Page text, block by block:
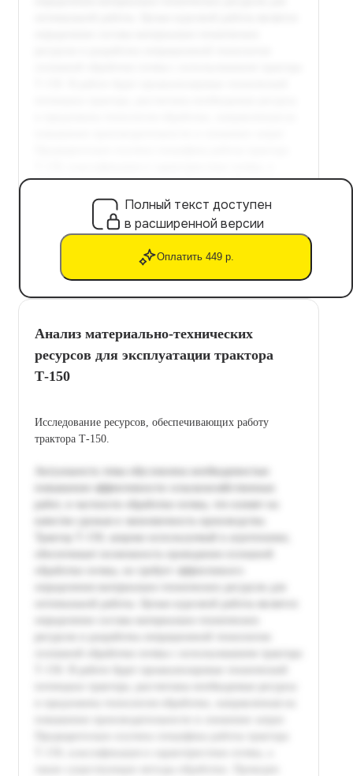
Полный текст доступен
в расширенной версии
Оплатить 449 р.
Анализ материально-технических
ресурсов для эксплуатации трактора
Т-150
Исследование ресурсов, обеспечивающих работу
трактора Т-150.